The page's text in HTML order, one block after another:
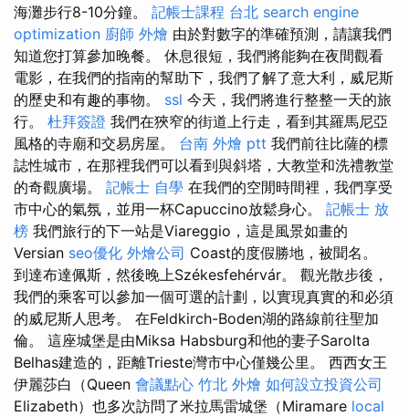
海灘步行8-10分鐘。 記帳士課程 台北 search engine
optimization 廚師 外燴 由於對數字的準確預測，請讓我們
知道您打算參加晚餐。 休息很短，我們將能夠在夜間觀看
電影，在我們的指南的幫助下，我們了解了意大利，威尼斯
的歷史和有趣的事物。 ssl 今天，我們將進行整整一天的旅
行。 杜拜簽證 我們在狹窄的街道上行走，看到其羅馬尼亞
風格的寺廟和交易房屋。 台南 外燴 ptt 我們前往比薩的標
誌性城市，在那裡我們可以看到與斜塔，大教堂和洗禮教堂
的奇觀廣場。 記帳士 自學 在我們的空閒時間裡，我們享受
市中心的氣氛，並用一杯Capuccino放鬆身心。 記帳士 放
榜 我們旅行的下一站是Viareggio，這是風景如畫的
Versian seo優化 外燴公司 Coast的度假勝地，被聞名。
到達布達佩斯，然後晚上Székesfehérvár。 觀光散步後，
我們的乘客可以參加一個可選的計劃，以實現真實的和必須
的威尼斯人思考。 在Feldkirch-Boden湖的路線前往聖加
倫。 這座城堡是由Miksa Habsburg和他的妻子Sarolta
Belhas建造的，距離Trieste灣市中心僅幾公里。 西西女王
伊麗莎白（Queen 會議點心 竹北 外燴 如何設立投資公司
Elizabeth）也多次訪問了米拉馬雷城堡（Miramare local